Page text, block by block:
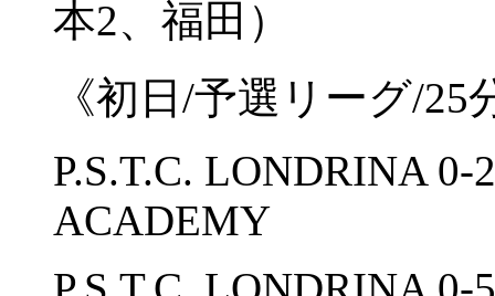
本2、福田）
《初日/予選リーグ/25
P.S.T.C. LONDRINA
ACADEMY